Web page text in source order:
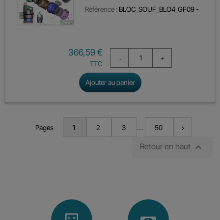
Référence : BLOC_SOUF_BLO4_GF09 -
Prix
366,59 €
TTC
Ajouter au panier
Pages 1 2 3 … 50 
Retour en haut 